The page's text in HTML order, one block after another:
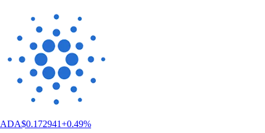
ADA$0.172941+0.49%